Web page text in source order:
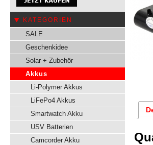
KATEGORIEN
SALE
Geschenkidee
Solar + Zubehör
Akkus
Li-Polymer Akkus
LiFePo4 Akkus
Smartwatch Akku
USV Batterien
Camcorder Akku